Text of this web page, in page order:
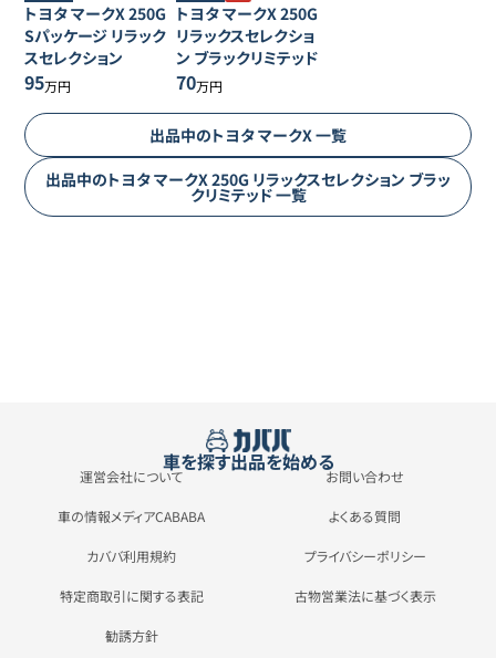
トヨタマークX250G
Sパッケージ リラック
スセレクション
95万円
トヨタマークX250G
リラックスセレクショ
ン ブラックリミテッド
70万円
出品中のトヨタマークX一覧
出品中のトヨタマークX250G リラックスセレクション ブラッ
クリミテッド一覧
車を探す出品を始める
運営会社について お問い合わせ
車の情報メディアCABABA よくある質問
カババ利用規約 プライバシーポリシー
特定商取引に関する表記 古物営業法に基づく表示
勧誘方針